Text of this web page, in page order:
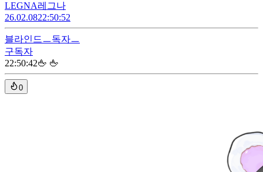
LEGNA레그나
26.02.0822:50:52
블라인드ㅡ독자ㅡ
구독자
22:50:42🖕 🖕
0